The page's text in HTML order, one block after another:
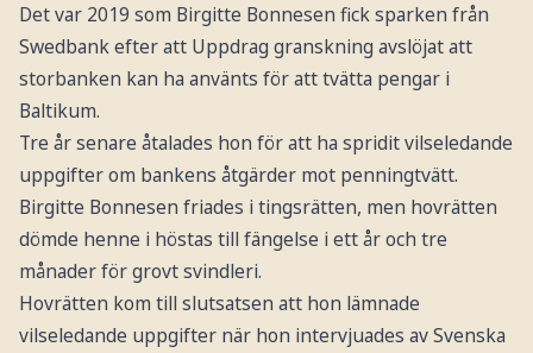
Det var 2019 som Birgitte Bonnesen fick sparken från
Swedbank efter att Uppdrag granskning avslöjat att
storbanken kan ha använts för att tvätta pengar i
Baltikum.
Tre år senare åtalades hon för att ha spridit vilseledande
uppgifter om bankens åtgärder mot penningtvätt.
Birgitte Bonnesen friades i tingsrätten, men hovrätten
dömde henne i höstas till fängelse i ett år och tre
månader för grovt svindleri.
Hovrätten kom till slutsatsen att hon lämnade
vilseledande uppgifter när hon intervjuades av Svenska